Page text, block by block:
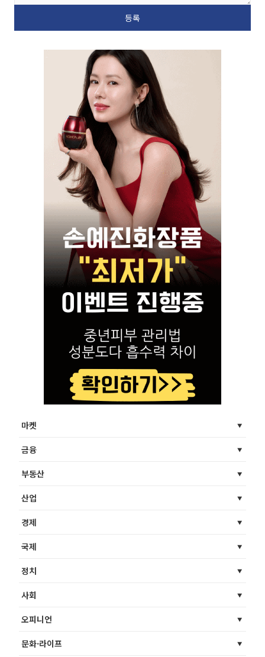
마켓
금융
부동산
산업
경제
국제
정치
사회
오피니언
문화·라이프